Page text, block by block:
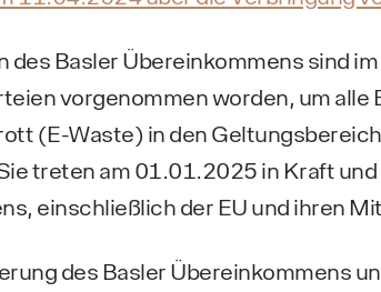
des Basler Übereinkommens sind
vorgenommen worden, um alle
(E-Waste) in den
treten am 01.01.2025 in Kraft
einschließlich der EU und ihren
des Basler Übereinkommens